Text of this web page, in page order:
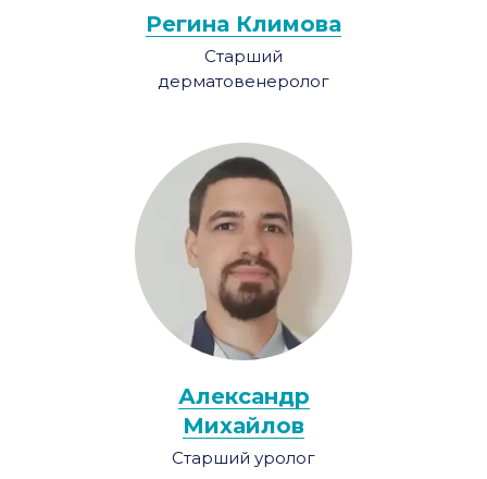
Регина Климова
Старший
дерматовенеролог
Александр
Михайлов
Старший уролог